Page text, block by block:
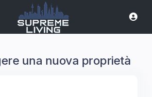
una nuova proprietà